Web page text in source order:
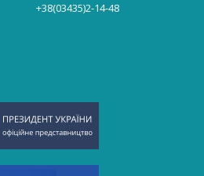
+38(03435)2-14-48